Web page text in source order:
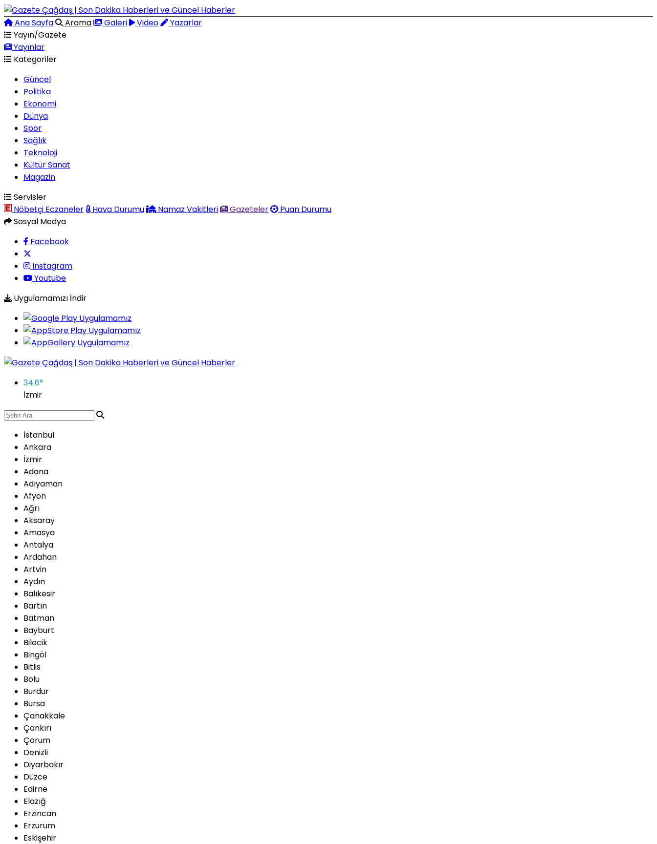
Ana Sayfa Arama Galeri Video
Yazarlar
Yayın/Gazete
Yayınlar
Kategoriler
Güncel
Politika
Ekonomi
Dünya
Spor
Sağlık
Teknoloji
Kültür Sanat
Magazin
Servisler
Nöbetçi Eczaneler
Hava Durumu Namaz Vakitleri Gazeteler
Puan Durumu
Sosyal Medya
Facebook
Instagram
Youtube
Uygulamamızı İndir
34.6°
İzmir
İstanbul
Ankara
İzmir
Adana
Adıyaman
Afyon
Ağrı
Aksaray
Amasya
Antalya
Ardahan
Artvin
Aydın
Balıkesir
Bartın
Batman
Bayburt
Bilecik
Bingöl
Bitlis
Bolu
Burdur
Bursa
Çanakkale
Çankırı
Çorum
Denizli
Diyarbakır
Düzce
Edirne
Elazığ
Erzincan
Erzurum
Eskişehir